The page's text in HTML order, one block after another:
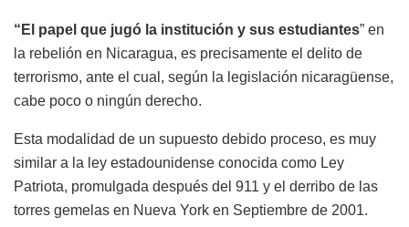
“El papel que jugó la institución y sus estudiantes” en
la rebelión en Nicaragua, es precisamente el delito de
terrorismo, ante el cual, según la legislación nicaragüense,
cabe poco o ningún derecho.
Esta modalidad de un supuesto debido proceso, es muy
similar a la ley estadounidense conocida como Ley
Patriota, promulgada después del 911 y el derribo de las
torres gemelas en Nueva York en Septiembre de 2001.